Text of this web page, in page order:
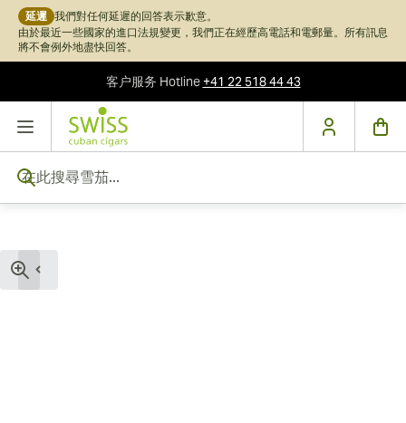
延遲 我們對任何延遲的回答表示歉意。
由於最近一些國家的進口法規變更，我們正在經歷高電話和電郵量。所有訊息
將不會例外地盡快回答。
客户服务 Hotline+41 22 518 44 43